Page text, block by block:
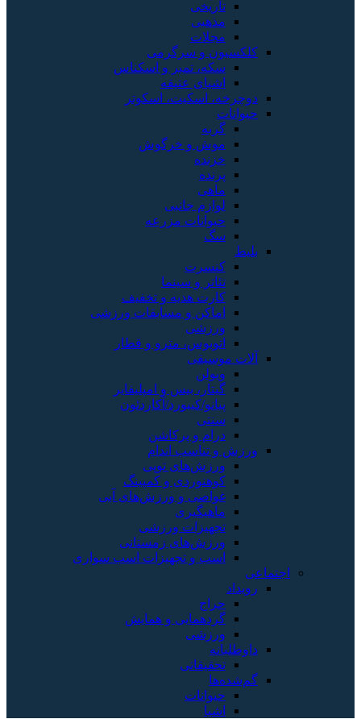
تاریخی
مذهبی
مجلات
کلکسیون و سرگرمی
سکه، تمبر و اسکناس
اشیای عتیقه
دوچرخه، اسکیت، اسکوتر
حیوانات
گربه
موش و خرگوش
خزنده
پرنده
ماهی
لوازم جانبی
حیوانات مزرعه
سگ
بلیط
کنسرت
تئاتر و سینما
کارت هدیه و تخفیف
اماکن و مسابقات ورزشی
ورزشی
اتوبوس، مترو و قطار
آلات موسیقی
ویولن
گیتار، بیس و امپلیفایر
پیانو/کیبورد/آکاردئون
سنتی
درام و پرکاشن
ورزش و تناسب اندام
ورزش‌های توپی
کوهنوردی و کمپینگ
غواصی و ورزش‌های آبی
ماهیگیری
تجهیزات ورزشی
ورزش‌های زمستانی
اسب و تجهیزات اسب سواری
اجتماعی
رویداد
حراج
گردهمایی و همایش
ورزشی
داوطلبانه
تحقیقاتی
گم‌شده‌ها
حیوانات
اشیا